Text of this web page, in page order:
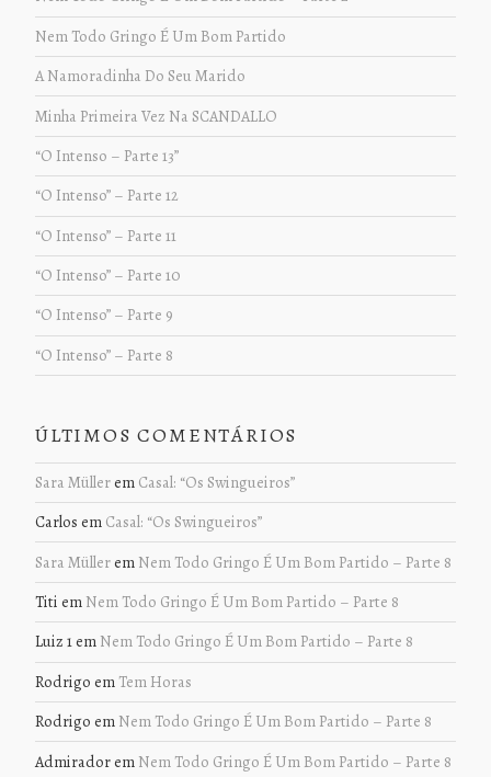
Nem Todo Gringo É Um Bom Partido
A Namoradinha Do Seu Marido
Minha Primeira Vez Na SCANDALLO
“O Intenso – Parte 13”
“O Intenso” – Parte 12
“O Intenso” – Parte 11
“O Intenso” – Parte 10
“O Intenso” – Parte 9
“O Intenso” – Parte 8
ÚLTIMOS COMENTÁRIOS
Sara Müllerem Casal: “Os Swingueiros”
Carlos em Casal: “Os Swingueiros”
Sara Müllerem Nem Todo Gringo É Um Bom Partido – Parte 8
Titi em Nem Todo Gringo É Um Bom Partido – Parte 8
Luiz 1em Nem Todo Gringo É Um Bom Partido – Parte 8
Rodrigo em Tem Horas
Rodrigo em Nem Todo Gringo É Um Bom Partido – Parte 8
Admiradorem Nem Todo Gringo É Um Bom Partido – Parte 8